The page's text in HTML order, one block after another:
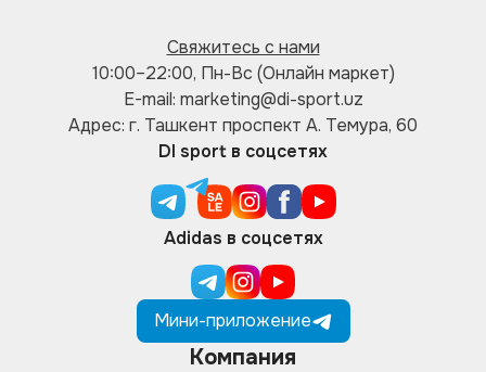
Свяжитесь с нами
10:00–22:00, Пн-Вс (Онлайн маркет)
E-mail: marketing@di-sport.uz
Адрес: г. Ташкент проспект А. Темура, 60
DI sport в соцсетях
Adidas в соцсетях
Мини-приложение
Компания